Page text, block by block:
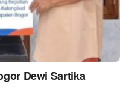
Dewi Sartika